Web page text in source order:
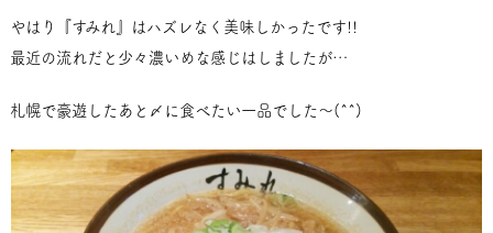
やはり『すみれ』はハズレなく美味しかったです!!
最近の流れだと少々濃いめな感じはしましたが…
札幌で豪遊したあと〆に食べたい一品でした～(^^)